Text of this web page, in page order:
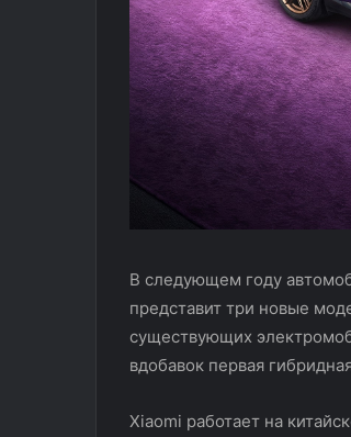
В следующем году
представит три новые
существующих
вдобавок первая
Xiaomi работает на
Тест-драйв Geely Okavango